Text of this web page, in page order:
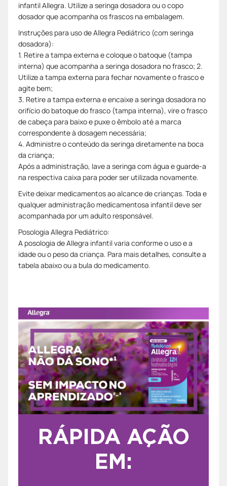
infantil Allegra. Utilize a seringa dosadora ou o copo
dosador que acompanha os frascos na embalagem.
Instruções para uso de Allegra Pediátrico (com seringa
dosadora):
1. Retire a tampa externa e coloque o batoque (tampa
interna) que acompanha a seringa dosadora no frasco; 2.
Utilize a tampa externa para fechar novamente o frasco e
agite bem;
3. Retire a tampa externa e encaixe a seringa dosadora no
orifício do batoque do frasco (tampa interna), vire o frasco
de cabeça para baixo e puxe o êmbolo até a marca
correspondente à dosagem necessária;
4. Administre o conteúdo da seringa diretamente na boca
da criança;
Após a administração, lave a seringa com água e guarde-a
na respectiva caixa para poder ser utilizada novamente.
Evite deixar medicamentos ao alcance de crianças. Toda e
qualquer administração medicamentosa infantil deve ser
acompanhada por um adulto responsável.
Posologia Allegra Pediátrico:
A posologia de Allegra infantil varia conforme o uso e a
idade ou o peso da criança. Para mais detalhes, consulte a
tabela abaixo ou a bula do medicamento.